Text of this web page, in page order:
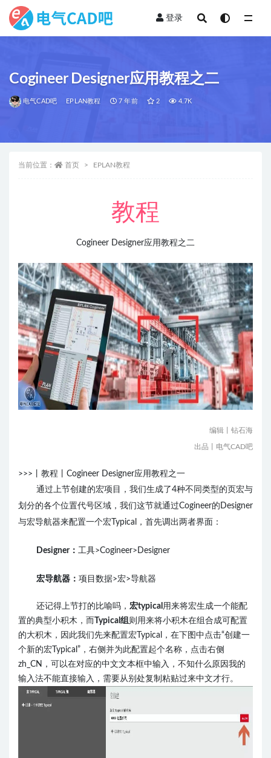
登录
Cogineer Designer应用教程之二
电气CAD吧 EPLAN教程 7 年前 2 4.7K
当前位置： 首页 EPLAN教程
教程
Cogineer Designer应用教程之二
编辑丨钻石海
出品丨电气CAD吧
>>> 丨教程丨Cogineer Designer应用教程之一
通过上节创建的宏项目，我们生成了4种不同类型的页宏与
划分的各个位置代号区域，我们这节就通过Cogineer的Designer
与宏导航器来配置一个宏Typical，首先调出两者界面：
Designer： 工具>Cogineer>Designer
宏导航器： 项目数据>宏>导航器
还记得上节打的比喻吗， 宏typical 用来将宏生成一个能配
置的典型小积木，而
Typical组则用来将小积木在组合成可配置
的大积木，因此我们先来配置宏Typical，在下图中点击“创建一
个新的宏Typical”，右侧并为此配置起个名称，点击右侧
zh_CN，可以在对应的中文文本框中输入，不知什么原因我的
输入法不能直接输入，需要从别处复制粘贴过来中文才行。